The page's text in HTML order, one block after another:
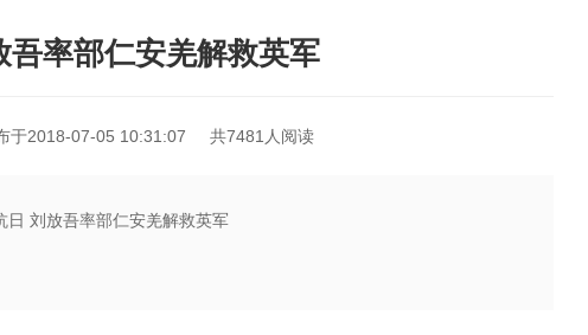
率部仁安羌解救英军
于2018-07-05 10:31:07 共7481人阅读
日 刘放吾率部仁安羌解救英军